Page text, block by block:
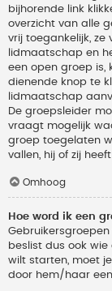
bijhorende link
overzicht van alle
vrij toegankelijk, ze
lidmaatschap en
een open groep is,
dienende knop te
lidmaatschap
De groepsleider
vraagt mogelijk
groep toegelaten
vallen, hij of zij
Omhoog
Hoe word ik een
beslist dus ook
wilt starten, moet
door hem/haar